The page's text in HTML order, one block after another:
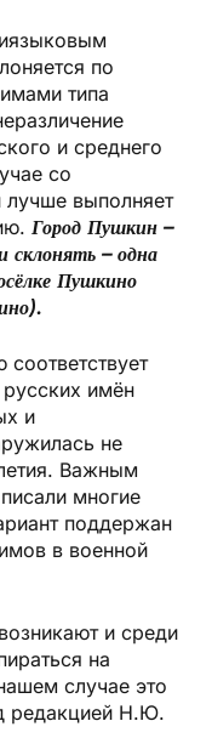
по
типа
и среднего
со
выполняет
Город Пушкин –
склонять – одна
Пушкино
имён
и
не
Важным
многие
поддержан
в военной
и среди
на
случае это
редакцией Н.Ю.